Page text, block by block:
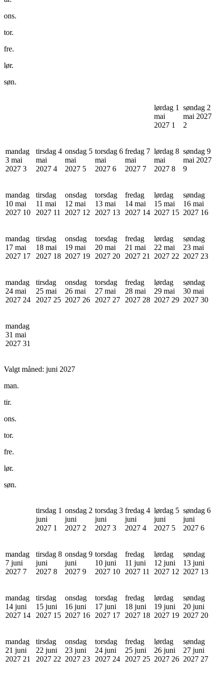
ons.
tor.
fre.
lør.
søn.
lørdag 1
mai
2027 1
søndag 2
mai 2027
2
mandag
3 mai
2027 3
tirsdag 4
mai
2027 4
onsdag 5
mai
2027 5
torsdag 6
mai
2027 6
fredag 7
mai
2027 7
lørdag 8
mai
2027 8
søndag 9
mai 2027
9
mandag
10 mai
2027 10
tirsdag
11 mai
2027 11
onsdag
12 mai
2027 12
torsdag
13 mai
2027 13
fredag
14 mai
2027 14
lørdag
15 mai
2027 15
søndag
16 mai
2027 16
mandag
17 mai
2027 17
tirsdag
18 mai
2027 18
onsdag
19 mai
2027 19
torsdag
20 mai
2027 20
fredag
21 mai
2027 21
lørdag
22 mai
2027 22
søndag
23 mai
2027 23
mandag
24 mai
2027 24
tirsdag
25 mai
2027 25
onsdag
26 mai
2027 26
torsdag
27 mai
2027 27
fredag
28 mai
2027 28
lørdag
29 mai
2027 29
søndag
30 mai
2027 30
mandag
31 mai
2027 31
Valgt måned: juni 2027
man.
tir.
ons.
tor.
fre.
lør.
søn.
tirsdag 1
juni
2027 1
onsdag 2
juni
2027 2
torsdag 3
juni
2027 3
fredag 4
juni
2027 4
lørdag 5
juni
2027 5
søndag 6
juni
2027 6
mandag
7 juni
2027 7
tirsdag 8
juni
2027 8
onsdag 9
juni
2027 9
torsdag
10 juni
2027 10
fredag
11 juni
2027 11
lørdag
12 juni
2027 12
søndag
13 juni
2027 13
mandag
14 juni
2027 14
tirsdag
15 juni
2027 15
onsdag
16 juni
2027 16
torsdag
17 juni
2027 17
fredag
18 juni
2027 18
lørdag
19 juni
2027 19
søndag
20 juni
2027 20
mandag
21 juni
2027 21
tirsdag
22 juni
2027 22
onsdag
23 juni
2027 23
torsdag
24 juni
2027 24
fredag
25 juni
2027 25
lørdag
26 juni
2027 26
søndag
27 juni
2027 27